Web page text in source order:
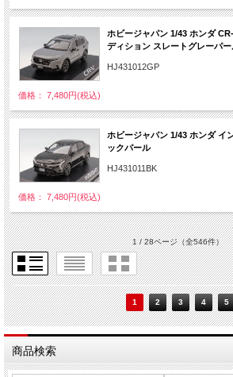
ホビージャパン 1/43 ホンダ
ディション スレートグレーパー
HJ431012GP
価格： 7,480円(税込)
ホビージャパン 1/43 ホンダ イ
ックパール
HJ431011BK
価格： 7,480円(税込)
1 / 28ページ（全546件）
1 2 3 4 5
商品検索